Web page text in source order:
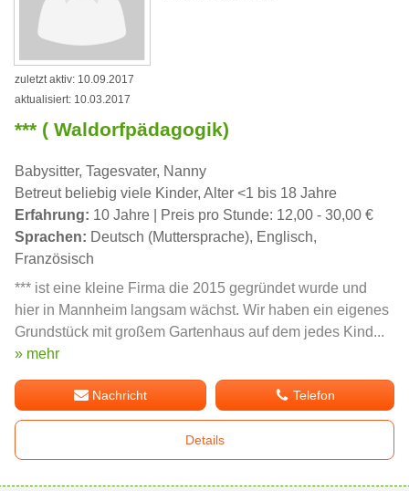
zuletzt aktiv: 10.09.2017
aktualisiert: 10.03.2017
*** ( Waldorfpädagogik)
Babysitter, Tagesvater, Nanny
Betreut beliebig viele Kinder, Alter <1 bis 18 Jahre
Erfahrung: 10 Jahre | Preis pro Stunde: 12,00 - 30,00 €
Sprachen: Deutsch (Muttersprache), Englisch,
Französisch
*** ist eine kleine Firma die 2015 gegründet wurde und
hier in Mannheim langsam wächst. Wir haben ein eigenes
Grundstück mit großem Gartenhaus auf dem jedes Kind...
» mehr
Nachricht Telefon
Details